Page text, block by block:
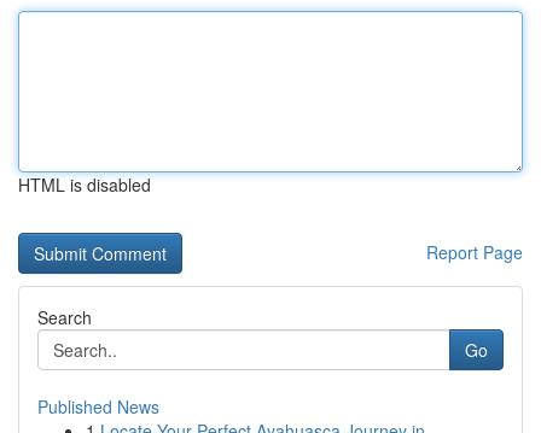
HTML is disabled
Report Page
Search
Go
Published News